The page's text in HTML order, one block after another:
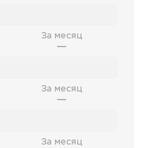
За месяц
—
За месяц
—
За месяц